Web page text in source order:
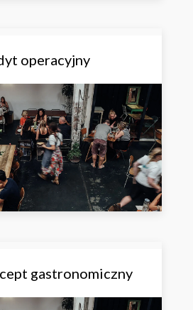
operacyjny
gastronomiczny